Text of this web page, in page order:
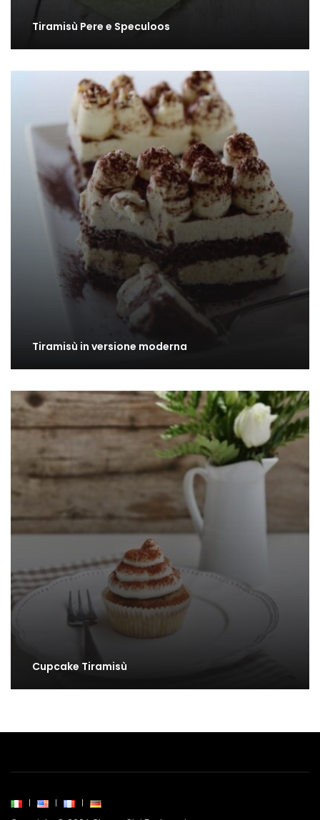
Tiramisù Pere e Speculoos
Tiramisù in versione moderna
Cupcake Tiramisù